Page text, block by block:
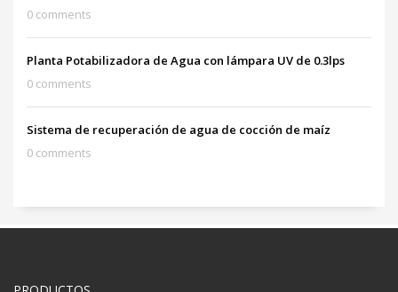
0 comments
Planta Potabilizadora de Agua con lámpara UV de 0.3lps
0 comments
Sistema de recuperación de agua de cocción de maíz
0 comments